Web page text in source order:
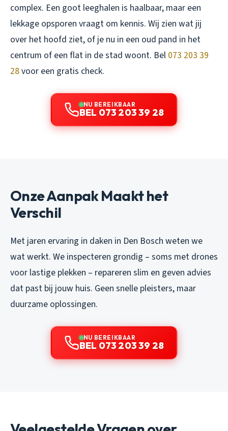
complex. Een goot leeghalen is haalbaar, maar een
lekkage opsporen vraagt om kennis. Wij zien wat jij
over het hoofd ziet, of je nu in een oud pand in het
centrum of een flat in de stad woont. Bel 073 203 39
28voor een gratis check.
NU BEREIKBAAR
BEL 073 203 39 28
Onze Aanpak Maakt het
Verschil
Met jaren ervaring in daken in Den Bosch weten we
wat werkt. We inspecteren grondig – soms met drones
voor lastige plekken – repareren slim en geven advies
dat past bij jouw huis. Geen snelle pleisters, maar
duurzame oplossingen.
NU BEREIKBAAR
BEL 073 203 39 28